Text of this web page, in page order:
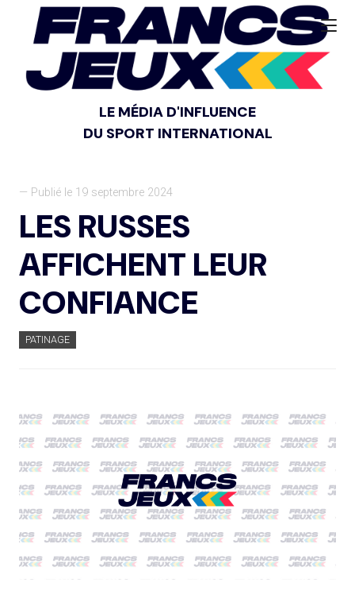
LE MÉDIA D'INFLUENCE
DU SPORT INTERNATIONAL
— Publié le 19 septembre 2024
LES RUSSES
AFFICHENT LEUR
CONFIANCE
PATINAGE